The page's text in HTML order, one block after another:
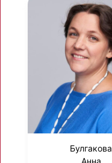
Булгакова
Анна